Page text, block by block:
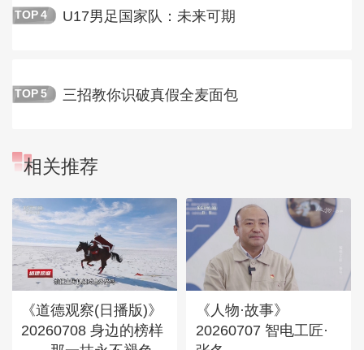
TOP 4 U17男足国家队：未来可期
TOP 5 三招教你识破真假全麦面包
相关推荐
《道德观察(日播版)》
20260708 身边的榜样
《人物·故事》
20260707 智电工匠·